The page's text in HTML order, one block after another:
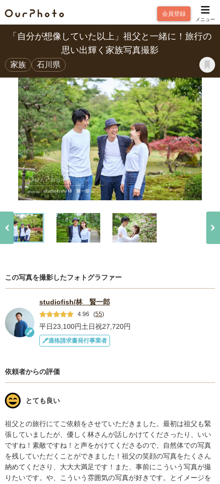
会員登録
メニュー
「自分が想像していた以上」祖父と一緒に！旅行の
思い出輝く家族写真撮影
家族 石川県
この写真を撮影したフォトグラファー
studiofish/林 賢一郎
4.96 (55)
平日23,100円土日祝27,720円
適格請求書発行事業者
依頼者からの評価
とても良い
祖父との旅行にてご依頼をさせていただきました。最初は祖父も緊
張していましたが、優しく林さんが話しかけてくださったり、いい
ですね！素敵ですね！と声をかけてくださるので、自然体での写真
を残していただくことができました！祖父の笑顔の写真をたくさん
納めてくださり、大大大満足です！また、事前にこういう写真が撮
りたいです。や、こういう雰囲気の写真が好きです。とイメージを